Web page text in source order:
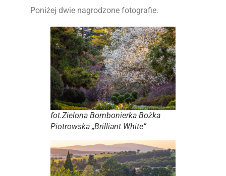
Poniżej dwie nagrodzone fotografie.
fot.Zielona Bombonierka Bożka
Piotrowska „Brilliant White”